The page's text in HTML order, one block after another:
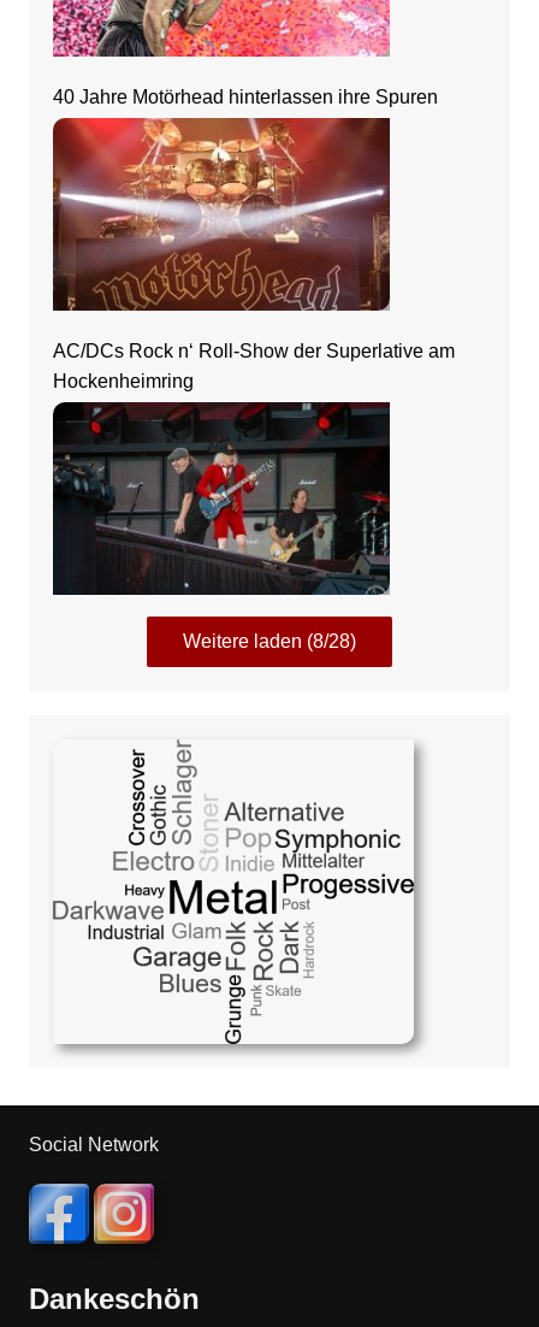
40 Jahre Motörhead hinterlassen ihre Spuren
AC/DCs Rock n‘ Roll-Show der Superlative am
Hockenheimring
Weitere laden (8/28)
Social Network
Dankeschön